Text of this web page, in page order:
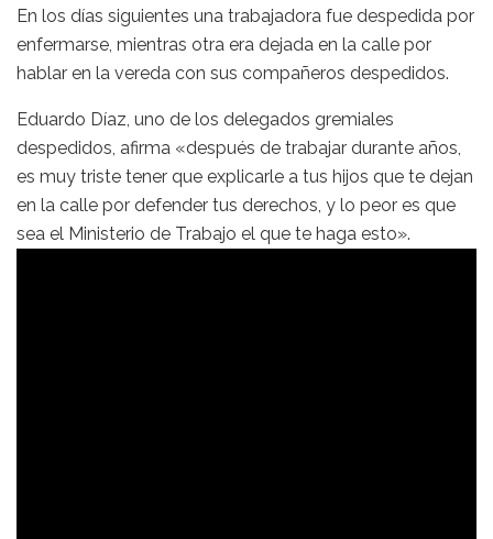
En los días siguientes una trabajadora fue despedida por
enfermarse, mientras otra era dejada en la calle por
hablar en la vereda con sus compañeros despedidos.
Eduardo Díaz, uno de los delegados gremiales
despedidos, afirma «después de trabajar durante años,
es muy triste tener que explicarle a tus hijos que te dejan
en la calle por defender tus derechos, y lo peor es que
sea el Ministerio de Trabajo el que te haga esto».